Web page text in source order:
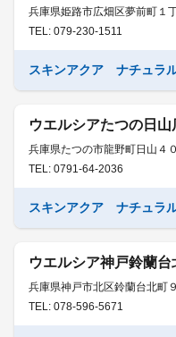
兵庫県姫路市広畑区夢前町１
TEL: 079-230-1511
スキンアクア ナチュラ
ウエルシアたつの日山
兵庫県たつの市龍野町日山４
TEL: 0791-64-2036
スキンアクア ナチュラ
ウエルシア神戸鈴蘭台
兵庫県神戸市北区鈴蘭台北町
TEL: 078-596-5671